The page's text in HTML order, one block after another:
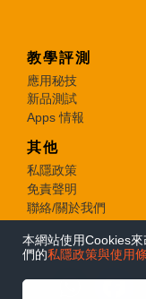
本網站使用Cookies
們的私隱政策與使用
教學評測
應用秘技
新品測試
Apps 情報
其他
私隱政策
免責聲明
聯絡/關於我們
© 2026 e-zone.